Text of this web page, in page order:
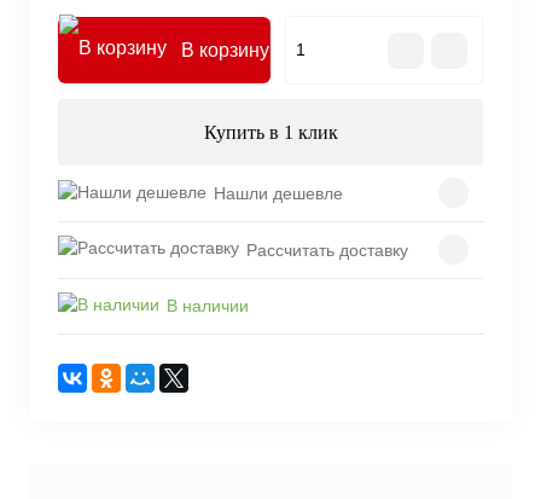
В корзину
Купить в 1 клик
Нашли дешевле
Рассчитать доставку
В наличии